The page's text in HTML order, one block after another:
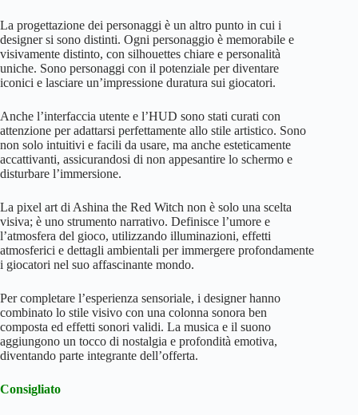
La progettazione dei personaggi è un altro punto in cui i
designer si sono distinti. Ogni personaggio è memorabile e
visivamente distinto, con silhouettes chiare e personalità
uniche. Sono personaggi con il potenziale per diventare
iconici e lasciare un’impressione duratura sui giocatori.
Anche l’interfaccia utente e l’HUD sono stati curati con
attenzione per adattarsi perfettamente allo stile artistico. Sono
non solo intuitivi e facili da usare, ma anche esteticamente
accattivanti, assicurandosi di non appesantire lo schermo e
disturbare l’immersione.
La pixel art di Ashina the Red Witch non è solo una scelta
visiva; è uno strumento narrativo. Definisce l’umore e
l’atmosfera del gioco, utilizzando illuminazioni, effetti
atmosferici e dettagli ambientali per immergere profondamente
i giocatori nel suo affascinante mondo.
Per completare l’esperienza sensoriale, i designer hanno
combinato lo stile visivo con una colonna sonora ben
composta ed effetti sonori validi. La musica e il suono
aggiungono un tocco di nostalgia e profondità emotiva,
diventando parte integrante dell’offerta.
Consigliato